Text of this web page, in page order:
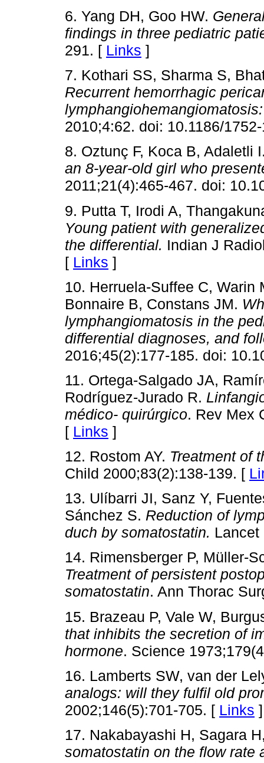
6. Yang DH, Goo HW.
findings in three pediatric
291. [ Links ]
7. Kothari SS, Sharma S,
Recurrent hemorrhagic
2010;4:62. doi: 10.1186/
8. Oztunç F, Koca B, Adaletli
an 8-year-old girl who
2011;21(4):465-467. doi:
9. Putta T, Irodi A,
Young patient with
the differential. Indian J
[ Links ]
10. Herruela-Suffee C, Warin
Bonnaire B, Constans JM.
lymphangiomatosis in the
differential diagnoses, and
2016;45(2):177-185. doi:
11. Ortega-Salgado JA,
Rodríguez-Jurado R.
médico- quirúrgico. Rev Mex
[ Links ]
12. Rostom AY. Treatment of
Child 2000;83(2):138-139. [
13. Ulíbarri JI, Sanz Y,
Sánchez S. Reduction of
duch by somatostatin.
14. Rimensberger P, Müller-
Treatment of persistent
somatostatin. Ann Thorac
15. Brazeau P, Vale W,
that inhibits the secretion of
hormone. Science
16. Lamberts SW, van der
analogs: will they fulfil old
2002;146(5):701-705. [ Links ]
17. Nakabayashi H, Sagara
somatostatin on the flow rate